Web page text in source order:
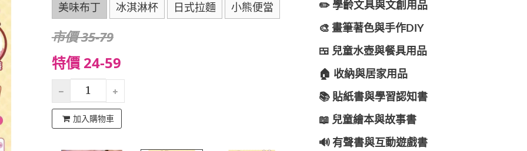
美味布丁 冰淇淋杯 日式拉麵 小熊便當
市價 35-79
特價 24-59
加入購物車
✏️ 學齡文具與文創用品
🎨 畫筆著色與手作DIY
🍱 兒童水壺與餐具用品
🏠 收納與居家用品
📚 貼紙書與學習認知書
📖 兒童繪本與故事書
🔊 有聲書與互動遊戲書